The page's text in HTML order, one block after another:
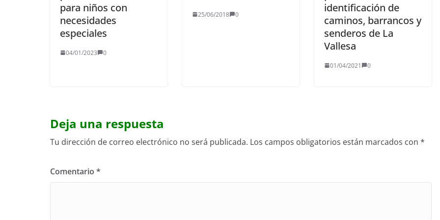
para niños con
necesidades
especiales
04/01/2023 0
25/06/2018 0
identificación de
caminos, barrancos y
senderos de La
Vallesa
01/04/2021 0
Deja una respuesta
Tu dirección de correo electrónico no será publicada. Los campos obligatorios están marcados con *
Comentario *